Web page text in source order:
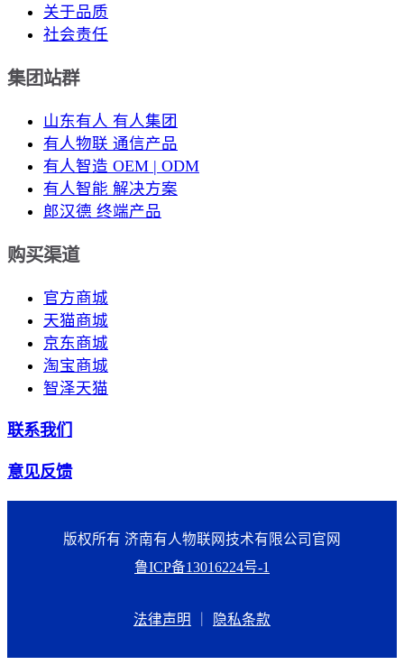
关于品质
社会责任
集团站群
山东有人 有人集团
有人物联 通信产品
有人智造 OEM | ODM
有人智能 解决方案
郎汉德 终端产品
购买渠道
官方商城
天猫商城
京东商城
淘宝商城
智泽天猫
联系我们
意见反馈
版权所有 济南有人物联网技术有限公司官网
鲁ICP备13016224号-1
法律声明 隐私条款